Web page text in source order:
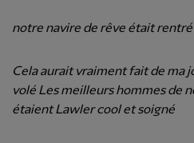
notre navire de rêve était rentré
Cela aurait vraiment fait de ma
volé Les meilleurs hommes de
étaient Lawler cool et soigné